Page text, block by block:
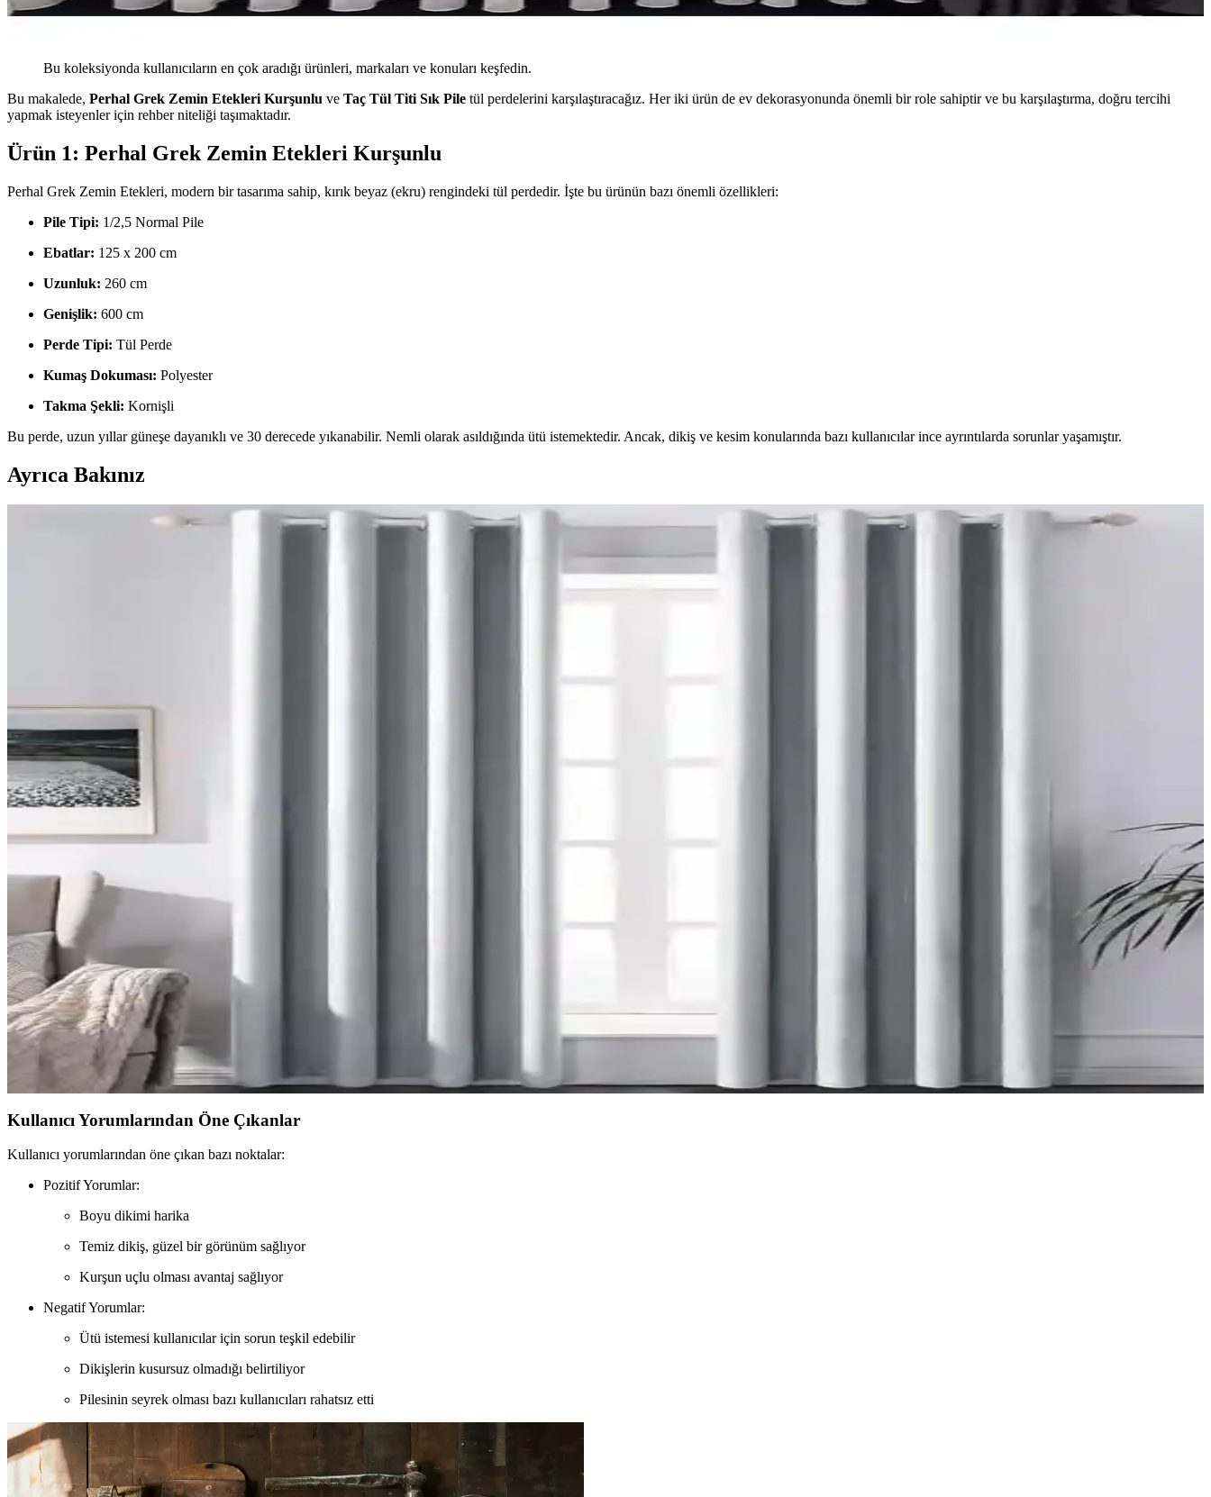
Bu koleksiyonda kullanıcıların en çok aradığı ürünleri, markaları ve konuları keşfedin.
Bu makalede, Perhal Grek Zemin Etekleri Kurşunlu ve Taç Tül Titi Sık Pile tül perdelerini karşılaştıracağız. Her iki ürün de ev dekorasyonunda önemli bir role sahiptir ve bu karşılaştırma, doğru tercihi
yapmak isteyenler için rehber niteliği taşımaktadır.
Ürün 1: Perhal Grek Zemin Etekleri Kurşunlu
Perhal Grek Zemin Etekleri, modern bir tasarıma sahip, kırık beyaz (ekru) rengindeki tül perdedir. İşte bu ürünün bazı önemli özellikleri:
Pile Tipi: 1/2,5 Normal Pile
Ebatlar: 125 x 200 cm
Uzunluk: 260 cm
Genişlik: 600 cm
Perde Tipi: Tül Perde
Kumaş Dokuması: Polyester
Takma Şekli: Kornişli
Bu perde, uzun yıllar güneşe dayanıklı ve 30 derecede yıkanabilir. Nemli olarak asıldığında ütü istemektedir. Ancak, dikiş ve kesim konularında bazı kullanıcılar ince ayrıntılarda sorunlar yaşamıştır.
Ayrıca Bakınız
Yatak Odası Perde Seçimi ve Asma Teknikleri: Estetik ve Fonksiyonel Yaklaşımlar
Ev satışında valance kullanımı, pencere görünümünü yumuşatırken mekana renk ve doku katar. Ancak yanlış kullanım mekanda görsel karmaşa yaratabilir ve ışık alımını kısıtlayabilir.
Maximalist ve Fantastik Bebek Odası İçin Uyumlu Halı ve Perde Seçimi Rehberi
Maximalist bebek odası tasarımında halı ve perde seçimi, renk uyumu, desen dengesi, temizlik kolaylığı ve bebeğin gelişimi göz önünde bulundurularak yapılmalıdır. Aydınlatmada güvenli tavan vantilatörleri
tercih edilmelidir.
Duvara yakın büyük yatak odası pencerelerine perde asmak zorluklar içerir. Tavan montajlı raylar, menteşeli çubuklar ve cam kenarına aparatlar gibi çözümlerle estetik ve fonksiyonel perde montajı sağlanabilir.
Modern Dağ Evlerinde Tavan Kirişlerine Uygun Perde ve Stor Seçimi Rehberi
Modern dağ evlerinde tavan kirişleri perde montajını zorlaştırır. Storlar, mekân yüksekliğini koruyarak estetik ve işlevsel çözüm sunar. Perdelerle kombinasyon, sıcaklık ve derinlik katar.
Mutfak Pencereleri İçin Fonksiyonel ve Estetik Perde Seçenekleri ve Montaj Yöntemleri
Mutfak pencerelerinin tasarımına uygun perde seçimi, ışık kontrolü ve kullanım kolaylığı sağlar. Roman storlar, kafe perdeleri ve entegre sistemler, estetik ve fonksiyonel çözümler sunar.
Perdelerde Grommet Kullanımının Estetik ve Fonksiyonel Değerlendirmesi
Grommetli perdeler, seri üretim ve metal halkaların görünürlüğü nedeniyle 'ucuz' algısı taşır. Ancak fonksiyonellik ve modern dekorasyonlarda uyum sağlama avantajları bulunur.
Kullanıcı Yorumlarından Öne Çıkanlar
Kullanıcı yorumlarından öne çıkan bazı noktalar:
Pozitif Yorumlar:
Boyu dikimi harika
Temiz dikiş, güzel bir görünüm sağlıyor
Kurşun uçlu olması avantaj sağlıyor
Negatif Yorumlar:
Ütü istemesi kullanıcılar için sorun teşkil edebilir
Dikişlerin kusursuz olmadığı belirtiliyor
Pilesinin seyrek olması bazı kullanıcıları rahatsız etti